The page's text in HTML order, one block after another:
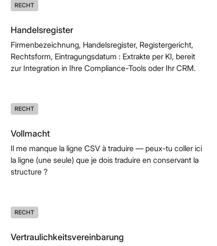
RECHT
Handelsregister
Firmenbezeichnung, Handelsregister, Registergericht,
Rechtsform, Eintragungsdatum : Extrakte per KI, bereit
zur Integration in Ihre Compliance-Tools oder Ihr CRM.
RECHT
Vollmacht
Il me manque la ligne CSV à traduire — peux-tu coller ici
la ligne (une seule) que je dois traduire en conservant la
structure ?
RECHT
Vertraulichkeitsvereinbarung